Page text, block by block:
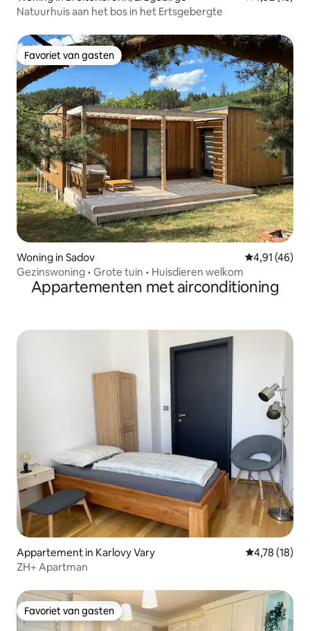
Natuurhuis aan het bos in het Ertsgebergte
Favoriet van gasten
Favoriet van gasten
Woning in Sadov Gemiddelde
4,91 (46)
Gezinswoning • Grote tuin • Huisdieren welkom
Appartementen met airconditioning
Appartement in Karlovy Vary Gemiddelde
4,78 (18)
ZH+ Apartman
Favoriet van gasten
Favoriet van gasten